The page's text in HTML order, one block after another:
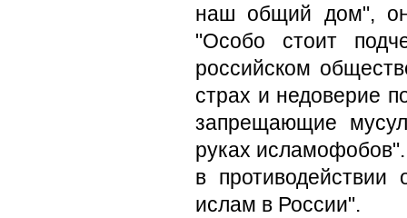
наш общий дом", он
"Особо стоит
российском
страх и недоверие
запрещающие
руках исламофобов".
в
ислам в России".